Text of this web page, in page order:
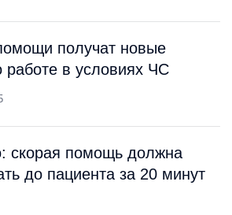
получат новые
работе в условиях ЧС
скорая помощь должна
до пациента за 20 минут